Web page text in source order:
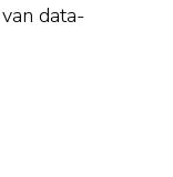
data-